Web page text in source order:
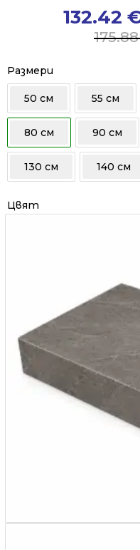
175.88 €
/
343.99 лв..
132.42
132.42 €
/
258.99 лв..
Размери
50 см 55 см
80 см 90 см
130 см 140 см
Цвят